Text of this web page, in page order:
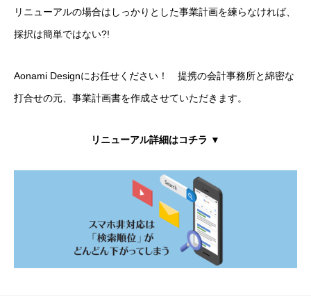
リニューアルの場合はしっかりとした事業計画を練らなければ、
採択は簡単ではない?!
Aonami Designにお任せください！ 提携の会計事務所と綿密な
打合せの元、事業計画書を作成させていただきます。
リニューアル詳細はコチラ ▼